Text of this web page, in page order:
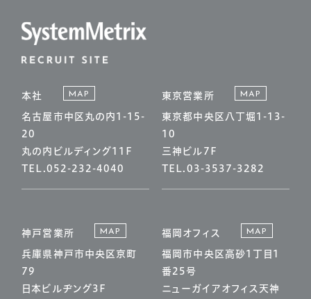
本社 MAP
名古屋市中区丸の内1-15-
20
丸の内ビルディング11F
TEL.052-232-4040
東京営業所 MAP
東京都中央区八丁堀1-13-
10
三神ビル7F
TEL.03-3537-3282
神戸営業所 MAP
兵庫県神戸市中央区京町
79
日本ビルヂング3F
福岡オフィス MAP
福岡市中央区高砂1丁目1
番25号
ニューガイアオフィス天神